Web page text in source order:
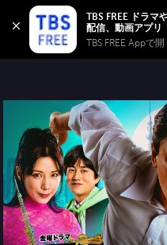
TBS FREE ドラマ
TBS FREE Appで開
TBS FREE
無料見逃し配信